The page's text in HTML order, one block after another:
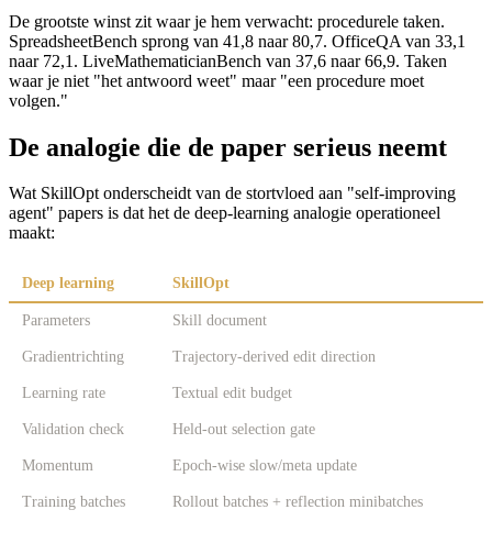
De grootste winst zit waar je hem verwacht: procedurele taken.
SpreadsheetBench sprong van 41,8 naar 80,7. OfficeQA van 33,1
naar 72,1. LiveMathematicianBench van 37,6 naar 66,9. Taken
waar je niet "het antwoord weet" maar "een procedure moet
volgen."
De analogie die de paper serieus neemt
Wat SkillOpt onderscheidt van de stortvloed aan "self-improving
agent" papers is dat het de deep-learning analogie operationeel
maakt:
Deep learning SkillOpt
Parameters Skill document
Gradientrichting Trajectory-derived edit direction
Learning rate Textual edit budget
Validation check Held-out selection gate
Momentum Epoch-wise slow/meta update
Training batches Rollout batches + reflection minibatches